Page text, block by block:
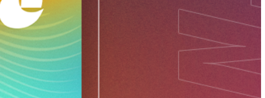
das outras Obras. Às vezes, achamos que nós, localmente, temos desafios que são
quais todos estão passando ou já passaram. Isso gera um aprendizado conjunto e
enfrentando os mesmos desafios que nós. Por isso, é tão importante estarmos todos
o Encontro Regional fortaleceu a comunhão, a corresponsabilidade e o trabalho em
e do Espírito Santo. Inspiradas pelo legado de Dom Bosco e Madre Mazzarello, as
e evangelizar, promover direitos e contribuir para a construção de uma sociedade mais
de Comunicação da Inspetoria Madre Mazzarello-BMM.